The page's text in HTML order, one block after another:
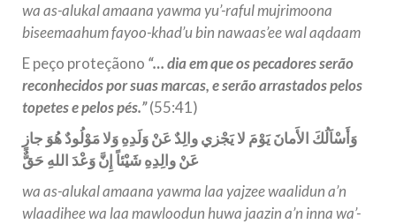
wa as-alukal amaana yawma yu’-raful mujrimoona
biseemaahum fayoo-khad’u bin nawaas’ee wal aqdaam
E peço proteçãono “… dia em que os pecadores serão
reconhecidos por suas marcas, e serão arrastados pelos
topetes e pelos pés.”(55:41)
وَأَسْاَلُكَ الأَمانَ يَوْمَ لا يَجْزي والِدٌ عَنْ وَلَدِهِ وَلا مَوْلُودٌ هُوَ جازٍ
عَنْ والِدِهِ شَيْئاً إِنَّ وَعْدَ اللهِ حَقٌّ
wa as-alukal amaana yawma laa yajzee waalidun a’n
wlaadihee wa laa mawloodun huwa jaazin a’n inna wa’-